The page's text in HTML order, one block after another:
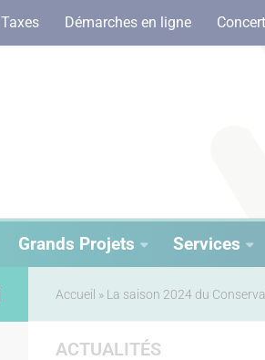
Taxes Démarches en ligne
Grands Projets Services
Accueil » La saison 2024 du
ACTUALITÉS